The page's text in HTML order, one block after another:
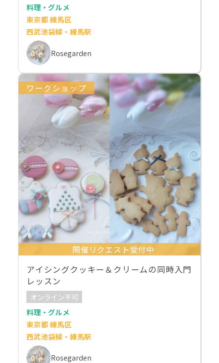
料理・グルメ
東京都 練馬区
西武池袋線・練馬駅
Rosegarden
ワークショップ
開催リクエスト受付中
アイシングクッキー＆クリームの同時入門
レッスン
オンライン不可
料理・グルメ
東京都 練馬区
西武池袋線・練馬駅
Rosegarden